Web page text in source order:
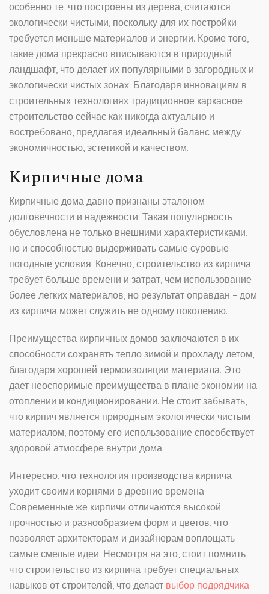
особенно те, что построены из дерева, считаются
экологически чистыми, поскольку для их постройки
требуется меньше материалов и энергии. Кроме того,
такие дома прекрасно вписываются в природный
ландшафт, что делает их популярными в загородных и
экологически чистых зонах. Благодаря инновациям в
строительных технологиях традиционное каркасное
строительство сейчас как никогда актуально и
востребовано, предлагая идеальный баланс между
экономичностью, эстетикой и качеством.
Кирпичные дома
Кирпичные дома давно признаны эталоном
долговечности и надежности. Такая популярность
обусловлена не только внешними характеристиками,
но и способностью выдерживать самые суровые
погодные условия. Конечно, строительство из кирпича
требует больше времени и затрат, чем использование
более легких материалов, но результат оправдан – дом
из кирпича может служить не одному поколению.
Преимущества кирпичных домов заключаются в их
способности сохранять тепло зимой и прохладу летом,
благодаря хорошей термоизоляции материала. Это
дает неоспоримые преимущества в плане экономии на
отоплении и кондиционировании. Не стоит забывать,
что кирпич является природным экологически чистым
материалом, поэтому его использование способствует
здоровой атмосфере внутри дома.
Интересно, что технология производства кирпича
уходит своими корнями в древние времена.
Современные же кирпичи отличаются высокой
прочностью и разнообразием форм и цветов, что
позволяет архитекторам и дизайнерам воплощать
самые смелые идеи. Несмотря на это, стоит помнить,
что строительство из кирпича требует специальных
навыков от строителей, что делает выбор подрядчика